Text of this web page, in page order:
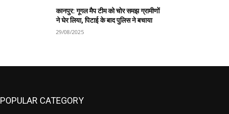
कानपुर: गूगल मैप टीम को चोर समझ ग्रामीणों
ने घेर लिया, पिटाई के बाद पुलिस ने बचाया
29/08/2025
POPULAR CATEGORY